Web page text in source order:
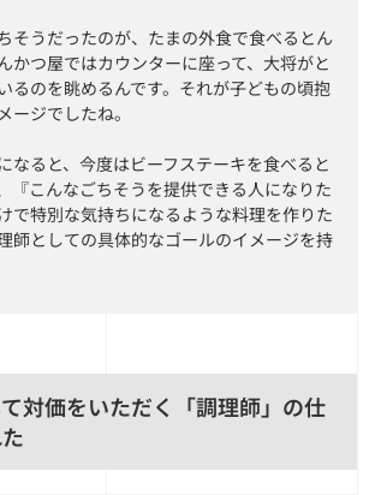
そうだったのが、たまの外食で食べるとん
かつ屋ではカウンターに座って、大将がと
るのを眺めるんです。それが子どもの頃抱
ージでしたね。
なると、今度はビーフステーキを食べると
『こんなごちそうを提供できる人になりた
で特別な気持ちになるような料理を作りた
師としての具体的なゴールのイメージを持
対価をいただく「調理師」の仕